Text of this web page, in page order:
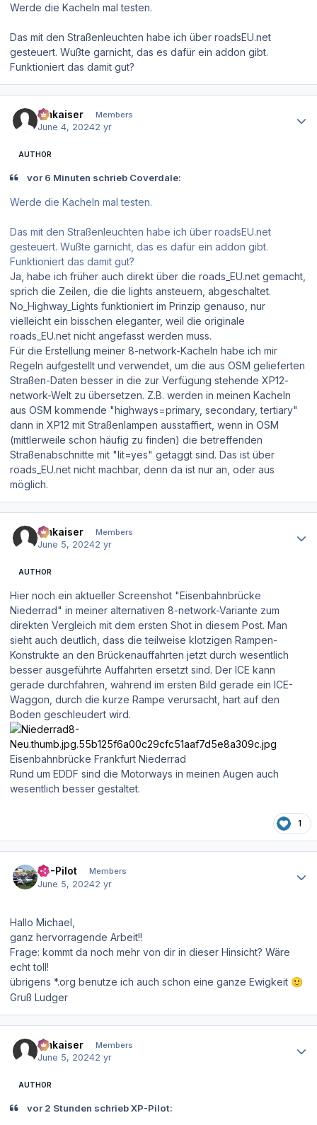
Werde die Kacheln mal testen.
Das mit den Straßenleuchten habe ich über roadsEU.net
gesteuert. Wußte garnicht, das es dafür ein addon gibt.
Funktioniert das damit gut?
hmkaiser Members
June 4, 20242 yr
AUTHOR
vor 6 Minuten schrieb Coverdale:
Werde die Kacheln mal testen.
Das mit den Straßenleuchten habe ich über roadsEU.net
gesteuert. Wußte garnicht, das es dafür ein addon gibt.
Funktioniert das damit gut?
Ja, habe ich früher auch direkt über die roads_EU.net gemacht,
sprich die Zeilen, die die lights ansteuern, abgeschaltet.
No_Highway_Lights funktioniert im Prinzip genauso, nur
vielleicht ein bisschen eleganter, weil die originale
roads_EU.net nicht angefasst werden muss.
Für die Erstellung meiner 8-network-Kacheln habe ich mir
Regeln aufgestellt und verwendet, um die aus OSM gelieferten
Straßen-Daten besser in die zur Verfügung stehende XP12-
network-Welt zu übersetzen. Z.B. werden in meinen Kacheln
aus OSM kommende "highways=primary, secondary, tertiary"
dann in XP12 mit Straßenlampen ausstaffiert, wenn in OSM
(mittlerweile schon häufig zu finden) die betreffenden
Straßenabschnitte mit "lit=yes" getaggt sind. Das ist über
roads_EU.net nicht machbar, denn da ist nur an, oder aus
möglich.
hmkaiser Members
June 5, 20242 yr
AUTHOR
Hier noch ein aktueller Screenshot "Eisenbahnbrücke
Niederrad" in meiner alternativen 8-network-Variante zum
direkten Vergleich mit dem ersten Shot in diesem Post. Man
sieht auch deutlich, dass die teilweise klotzigen Rampen-
Konstrukte an den Brückenauffahrten jetzt durch wesentlich
besser ausgeführte Auffahrten ersetzt sind. Der ICE kann
gerade durchfahren, während im ersten Bild gerade ein ICE-
Waggon, durch die kurze Rampe verursacht, hart auf den
Boden geschleudert wird.
Eisenbahnbrücke Frankfurt Niederrad
Rund um EDDF sind die Motorways in meinen Augen auch
wesentlich besser gestaltet.
1
XP-Pilot Members
June 5, 20242 yr
Hallo Michael,
ganz hervorragende Arbeit!!
Frage: kommt da noch mehr von dir in dieser Hinsicht? Wäre
echt toll!
übrigens *.org benutze ich auch schon eine ganze Ewigkeit 🙂
Gruß Ludger
hmkaiser Members
June 5, 20242 yr
AUTHOR
vor 2 Stunden schrieb XP-Pilot: